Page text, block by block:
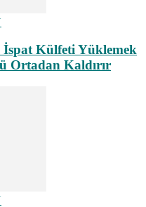
İspat Külfeti Yüklemek
Ortadan Kaldırır